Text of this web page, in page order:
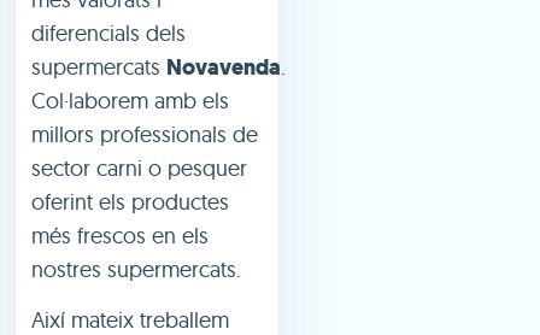
diferencials dels
supermercats Novavenda
Col·laborem amb els
millors professionals de
sector carni o pesquer
oferint els productes
més frescos en els
nostres supermercats.
Així mateix treballem